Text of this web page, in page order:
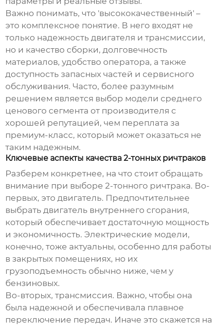
Важно понимать, что 'высококачественный' –
это комплексное понятие. В него входят не
только надежность двигателя и трансмиссии,
но и качество сборки, долговечность
материалов, удобство оператора, а также
доступность запасных частей и сервисного
обслуживания. Часто, более разумным
решением является выбор модели среднего
ценового сегмента от производителя с
хорошей репутацией, чем переплата за
премиум-класс, который может оказаться не
таким надежным.
Ключевые аспекты качества 2-тонных ричтраков
Разберем конкретнее, на что стоит обращать
внимание при выборе2-тонного ричтрака. Во-
первых, это двигатель. Предпочтительнее
выбрать двигатель внутреннего сгорания,
который обеспечивает достаточную мощность
и экономичность. Электрические модели,
конечно, тоже актуальны, особенно для работы
в закрытых помещениях, но их
грузоподъемность обычно ниже, чем у
бензиновых.
Во-вторых, трансмиссия. Важно, чтобы она
была надежной и обеспечивала плавное
переключение передач. Иначе это скажется на